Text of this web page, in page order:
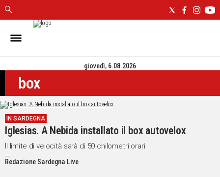
IN
CAGLIARI
SASSARI
NUORO
ORISTANO
SULCIS
GALLURA
OGLIASTRA
MEDIO
giovedì, 6.08.2026
box
IN SARDEGNA
Iglesias. A Nebida installato il box autovelox
Il limite di velocità sarà di 50 chilometri orari
Redazione Sardegna Live